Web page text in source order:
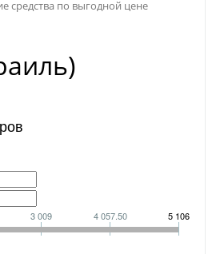
по выгодной цене
3 009 4 057.50 5 106